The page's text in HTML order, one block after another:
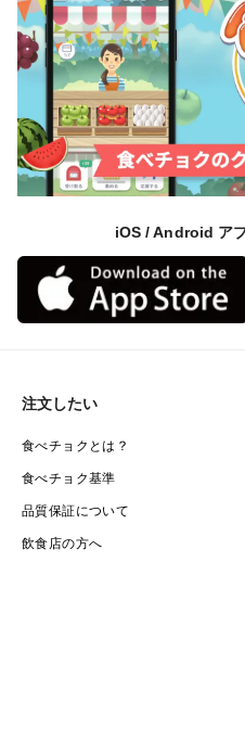
７袋以上はヤマトでの発送
別ページにて商品UPして
入ください。
※こちらの商品はレターパ
が不可となっております。
不在時でもお受け取りは可
※土・日発送分について
・土曜日発送：火曜日到着
●容量について
容量200gになるとレターパ
超えてしまうことがあり、
たため、150gとしておりま
7袋以上お求めの場合は、
iOS / Android ア
注文したい
食べチョクとは？
食べチョク基準
品質保証について
飲食店の方へ